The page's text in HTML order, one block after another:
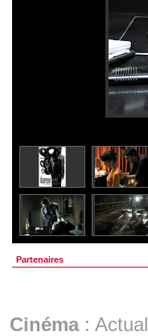
Partenaires
Cinéma: